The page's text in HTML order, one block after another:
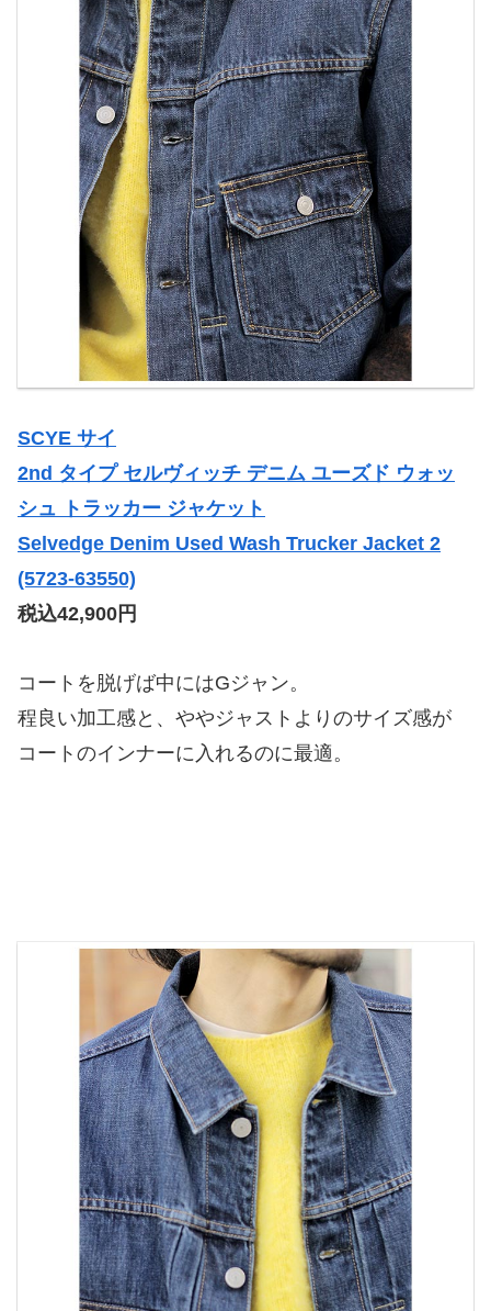
SCYE サイ
2nd タイプ セルヴィッチ デニム ユーズド ウォッ
シュ トラッカー ジャケット
Selvedge Denim Used Wash Trucker Jacket 2
(5723-63550)
税込42,900円
コートを脱げば中にはGジャン。
程良い加工感と、ややジャストよりのサイズ感が
コートのインナーに入れるのに最適。